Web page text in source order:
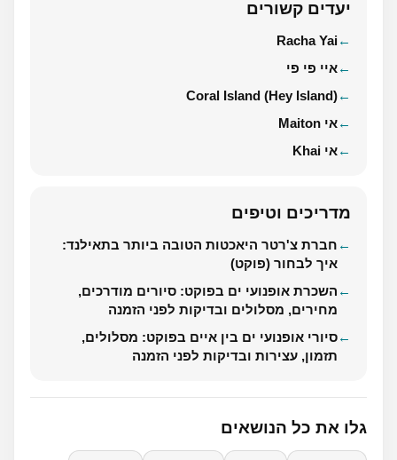
יעדים קשורים
Racha Yai
איי פי פי
Coral Island (Hey Island)
אי Maiton
אי Khai
מדריכים וטיפים
חברת צ'רטר היאכטות הטובה ביותר בתאילנד:
איך לבחור (פוקט)
השכרת אופנועי ים בפוקט: סיורים מודרכים,
מחירים, מסלולים ובדיקות לפני הזמנה
סיורי אופנועי ים בין איים בפוקט: מסלולים,
תזמון, עצירות ובדיקות לפני הזמנה
גלו את כל הנושאים